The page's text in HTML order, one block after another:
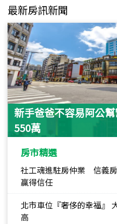
最新房訊新聞
新手爸爸不容易阿公
550萬
房市精選
社工魂進駐房仲業 信義
贏得信任
北市車位『奢侈的幸福』
高